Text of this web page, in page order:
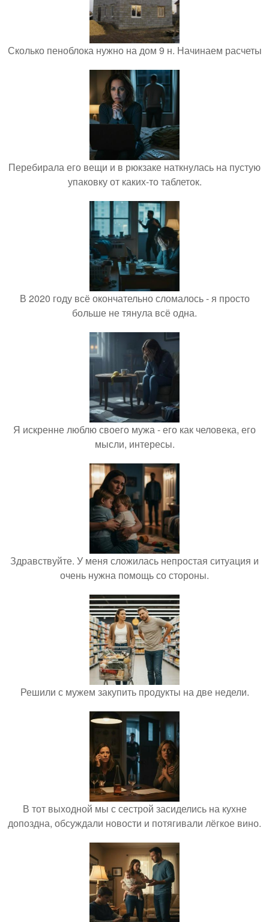
Сколько пеноблока нужно на дом 9 н. Начинаем расчеты
Перебирала его вещи и в рюкзаке наткнулась на пустую
упаковку от каких-то таблеток.
В 2020 году всё окончательно сломалось - я просто
больше не тянула всё одна.
Я искренне люблю своего мужа - его как человека, его
мысли, интересы.
Здравствуйте. У меня сложилась непростая ситуация и
очень нужна помощь со стороны.
Решили с мужем закупить продукты на две недели.
В тот выходной мы с сестрой засиделись на кухне
допоздна, обсуждали новости и потягивали лёгкое вино.